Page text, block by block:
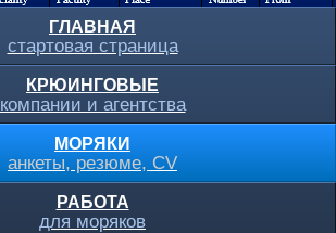
ГЛАВНАЯ
стартовая страница
КРЮИНГОВЫЕ
компании и агентства
МОРЯКИ
анкеты, резюме, CV
РАБОТА
для моряков